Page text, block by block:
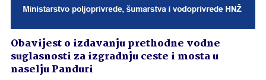
Obavijest o izdavanju prethodne vodne
suglasnosti za izgradnju ceste i mosta u
naselju Panduri